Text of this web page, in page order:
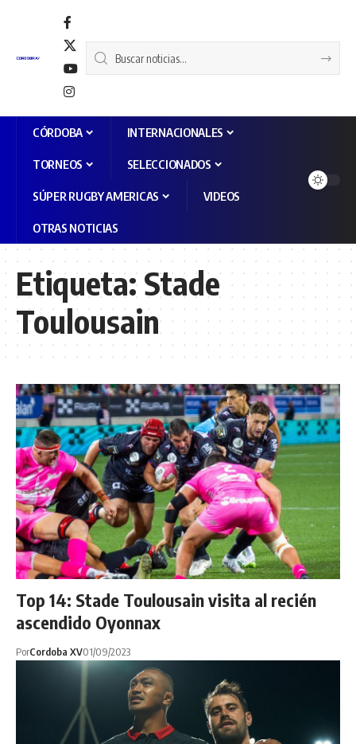
CÓRDOBA INTERNACIONALES
TORNEOS SELECCIONADOS
SÚPER RUGBY AMERICAS VIDEOS
OTRAS NOTICIAS
Etiqueta:Stade
Toulousain
Top 14: Stade Toulousain visita al recién
ascendido Oyonnax
PorCordoba XV01/09/2023